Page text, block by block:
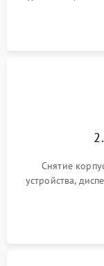
Измерение
Снятие
устройства,
внутренних
Промывка